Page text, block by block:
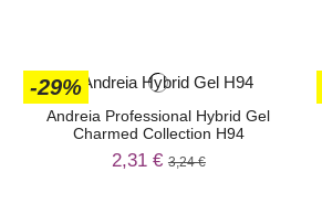
-29%
Andreia Professional Hybrid Gel
Charmed Collection H94
2,31 € 3,24 €